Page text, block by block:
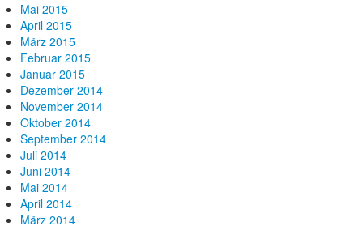
Mai 2015
April 2015
März 2015
Februar 2015
Januar 2015
Dezember 2014
November 2014
Oktober 2014
September 2014
Juli 2014
Juni 2014
Mai 2014
April 2014
März 2014